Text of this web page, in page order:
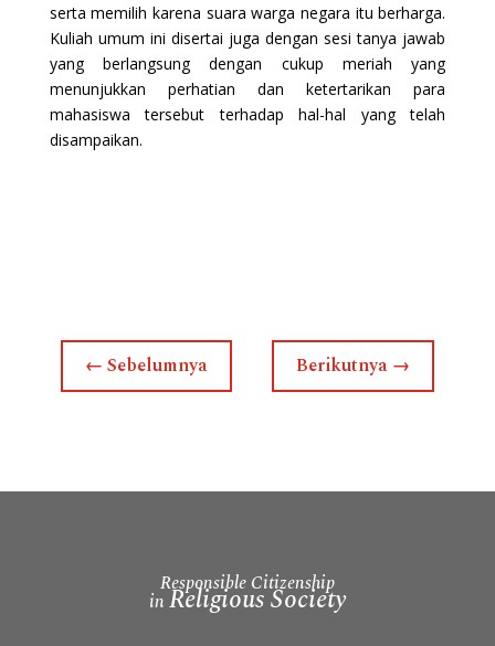
serta memilih karena suara warga negara itu berharga.
Kuliah umum ini disertai juga dengan sesi tanya jawab
yang berlangsung dengan cukup meriah yang
menunjukkan perhatian dan ketertarikan para
mahasiswa tersebut terhadap hal-hal yang telah
disampaikan.
← Sebelumnya Berikutnya →
Responsible Citizenship
in Religious Society